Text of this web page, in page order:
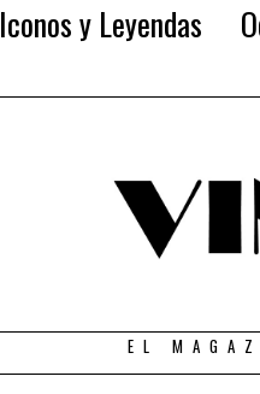
Iconos y Leyendas
EL